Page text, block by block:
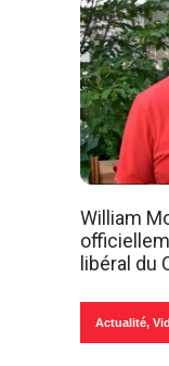
William
libéral du
Actualité,